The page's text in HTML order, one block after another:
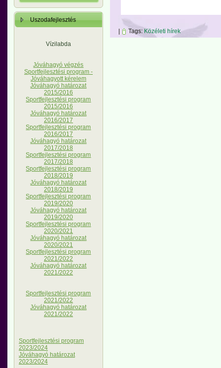
Uszodafejlesztés
Vízilabda
Jóváhagyó végzés
Sportfejlesztési program -
Jóváhagyott kérelem
Jóváhagyó határozat
2015/2016
Sportfejlesztési program
2015/2016
Jóváhagyó határozat
2016/2017
Sportfejlesztési program
2016/2017
Jóváhagyó határozat
2017/2018
Sportfejlesztési program
2017/2018
Sportfejlesztési program
2018/2019
Jóváhagyó határozat
2018/2019
Sportfejlesztési program
2019/2020
Jóváhagyó határozat
2019/2020
Sportfejlesztési program
2020/2021
Jóváhagyó határozat
2020/2021
Sportfejlesztési program
2021/2022
Jóváhagyó határozat
2021/2022
Sportfejlesztési program
2021/2022
Jóváhagyó határozat
2021/2022
Sportfejlesztési program
2023/2024
Jóváhagyó határozat
2023/2024
| Tags: Közéleti hírek